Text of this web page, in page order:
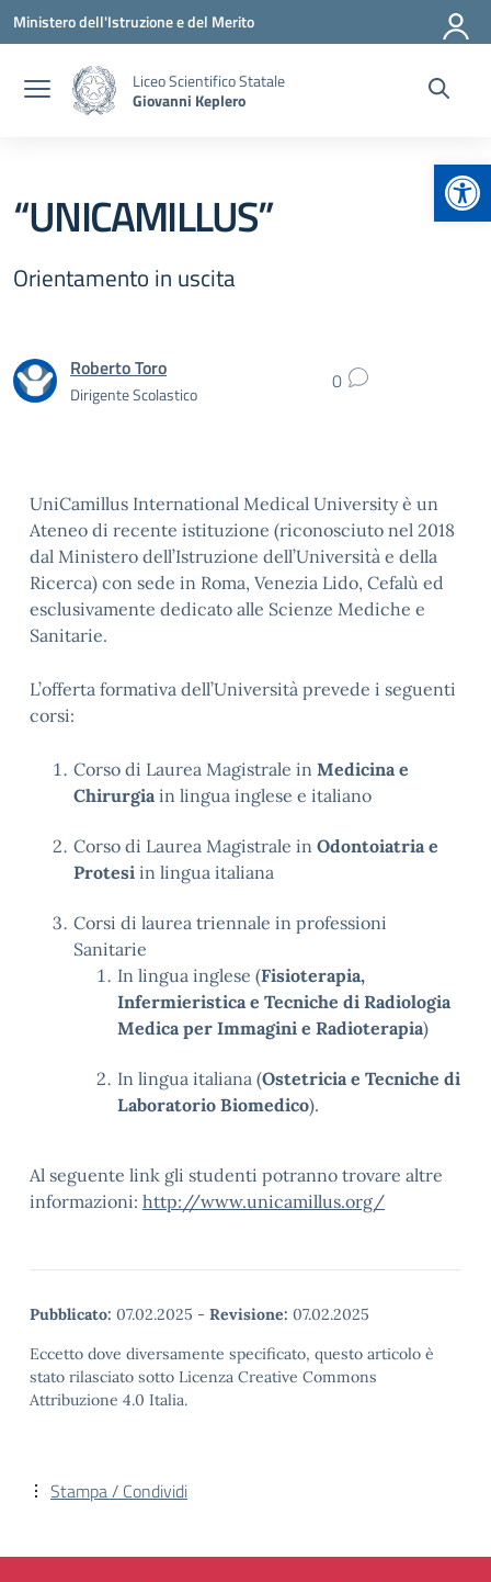
Vai ai contenuti
Vai al menu di navigazione
Vai al footer
Ministero dell'Istruzione e del Merito
Liceo Scientifico Statale
Giovanni Keplero
“UNICAMILLUS”
Orientamento in uscita
Roberto Toro
Dirigente Scolastico 0
UniCamillus International Medical University è un
Ateneo di recente istituzione (riconosciuto nel 2018
dal Ministero dell’Istruzione dell’Università e della
Ricerca) con sede in Roma, Venezia Lido, Cefalù ed
esclusivamente dedicato alle Scienze Mediche e
Sanitarie.
L’offerta formativa dell’Università prevede i seguenti
corsi:
Corso di Laurea Magistrale in Medicina e
Chirurgiain lingua inglese e italiano
Corso di Laurea Magistrale in Odontoiatria e
Protesi in lingua italiana
Corsi di laurea triennale in professioni
Sanitarie
In lingua inglese (Fisioterapia,
Infermieristica e Tecniche di Radiologia
Medica per Immagini e Radioterapia)
In lingua italiana (Ostetricia e Tecniche di
Laboratorio Biomedico).
Al seguente link gli studenti potranno trovare altre
informazioni: http://www.unicamillus.org/
Pubblicato: 07.02.2025 - Revisione: 07.02.2025
Eccetto dove diversamente specificato, questo articolo è
stato rilasciato sotto Licenza Creative Commons
Attribuzione 4.0 Italia.
Stampa / Condividi